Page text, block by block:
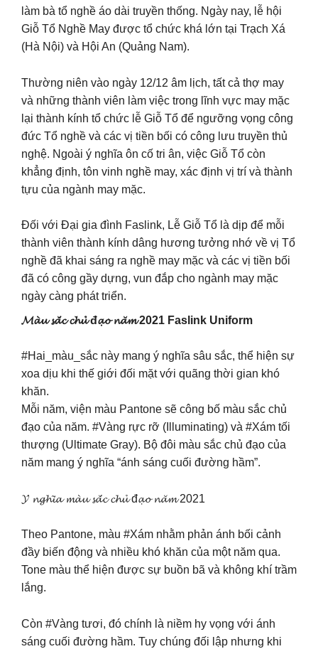
làm bà tổ nghề áo dài truyền thống. Ngày nay, lễ hội
Giỗ Tổ Nghề May được tổ chức khá lớn tại Trạch Xá
(Hà Nội) và Hội An (Quảng Nam).
Thường niên vào ngày 12/12 âm lịch, tất cả thợ may
và những thành viên làm việc trong lĩnh vực may mặc
lại thành kính tổ chức lễ Giỗ Tổ để ngưỡng vọng công
đức Tổ nghề và các vị tiền bối có công lưu truyền thủ
nghệ. Ngoài ý nghĩa ôn cố tri ân, việc Giỗ Tổ còn
khẳng định, tôn vinh nghề may, xác định vị trí và thành
tựu của ngành may mặc.
Đối với Đại gia đình Faslink, Lễ Giỗ Tổ là dịp để mỗi
thành viên thành kính dâng hương tưởng nhớ về vị Tổ
nghề đã khai sáng ra nghề may mặc và các vị tiền bối
đã có công gầy dựng, vun đắp cho ngành may mặc
ngày càng phát triển.
𝓜𝓪̀𝓾 𝓼𝓪̆́𝓬 𝓬𝓱𝓾̉ đ𝓪̣𝓸 𝓷𝓪̆𝓶 2021 Faslink Uniform
#Hai_màu_sắc này mang ý nghĩa sâu sắc, thể hiện sự
xoa dịu khi thế giới đối mặt với quãng thời gian khó
khăn.
Mỗi năm, viện màu Pantone sẽ công bố màu sắc chủ
đạo của năm. #Vàng rực rỡ (Illuminating) và #Xám tối
thượng (Ultimate Gray). Bộ đôi màu sắc chủ đạo của
năm mang ý nghĩa “ánh sáng cuối đường hầm”.
𝓨́ 𝓷𝓰𝓱𝓲̃𝓪 𝓶𝓪̀𝓾 𝓼𝓪̆́𝓬 𝓬𝓱𝓾̉ đ𝓪̣𝓸 𝓷𝓪̆𝓶 2021
Theo Pantone, màu #Xám nhằm phản ánh bối cảnh
đầy biến động và nhiều khó khăn của một năm qua.
Tone màu thể hiện được sự buồn bã và không khí trầm
lắng.
Còn #Vàng tươi, đó chính là niềm hy vọng với ánh
sáng cuối đường hầm. Tuy chúng đối lập nhưng khi